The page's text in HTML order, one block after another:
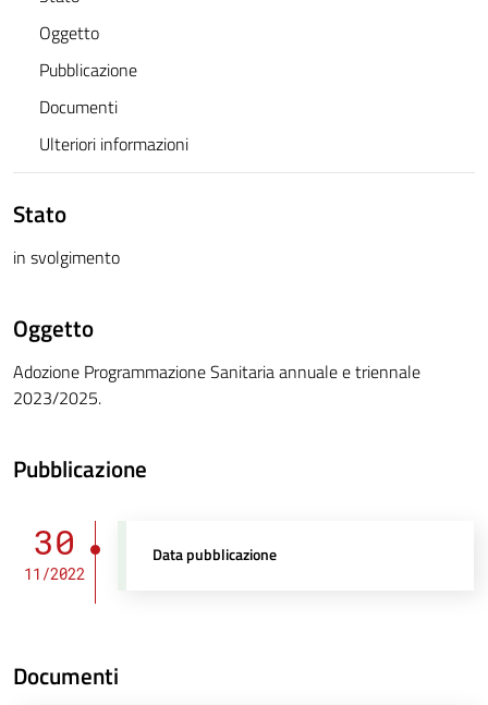
Oggetto
Pubblicazione
Documenti
Ulteriori informazioni
Stato
in svolgimento
Oggetto
Adozione Programmazione Sanitaria annuale e triennale
2023/2025.
Pubblicazione
30
11/2022
Data pubblicazione
Documenti